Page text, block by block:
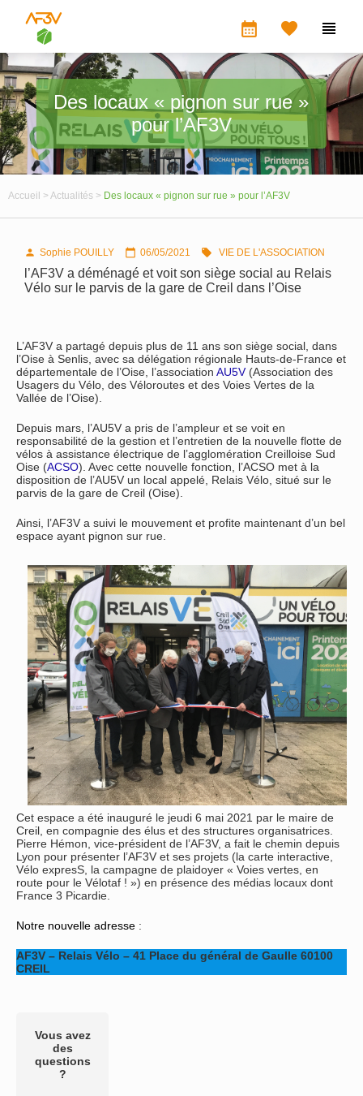
calendar_month  
Des locaux « pignon sur rue »
pour l’AF3V
Accueil > Actualités > Des locaux « pignon sur rue » pour l’AF3V
 Sophie POUILLY  06/05/2021  VIE DE L'ASSOCIATION
l’AF3V a déménagé et voit son siège social au Relais
Vélo sur le parvis de la gare de Creil dans l’Oise
L’AF3V a partagé depuis plus de 11 ans son siège social, dans
l’Oise à Senlis, avec sa délégation régionale Hauts-de-France et
départementale de l’Oise, l’association AU5V (Association des
Usagers du Vélo, des Véloroutes et des Voies Vertes de la
Vallée de l’Oise).
Depuis mars, l’AU5V a pris de l’ampleur et se voit en
responsabilité de la gestion et l’entretien de la nouvelle flotte de
vélos à assistance électrique de l’agglomération Creilloise Sud
Oise (ACSO). Avec cette nouvelle fonction, l’ACSO met à la
disposition de l’AU5V un local appelé, Relais Vélo, situé sur le
parvis de la gare de Creil (Oise).
Ainsi, l’AF3V a suivi le mouvement et profite maintenant d’un bel
espace ayant pignon sur rue.
Cet espace a été inauguré le jeudi 6 mai 2021 par le maire de
Creil, en compagnie des élus et des structures organisatrices.
Pierre Hémon, vice-président de l’AF3V, a fait le chemin depuis
Lyon pour présenter l’AF3V et ses projets (la carte interactive,
Vélo expresS, la campagne de plaidoyer « Voies vertes, en
route pour le Vélotaf ! ») en présence des médias locaux dont
France 3 Picardie.
Notre nouvelle adresse :
AF3V – Relais Vélo – 41 Place du général de Gaulle 60100
CREIL
Vous avez
des
questions
?